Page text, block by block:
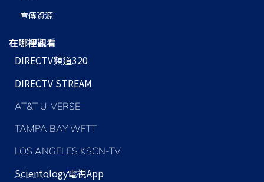
宣傳資源
在哪裡觀看
DIRECTV頻道320
DIRECTV STREAM
AT&T U-VERSE
TAMPA BAY WFTT
LOS ANGELES KSCN-TV
Scientology電視App